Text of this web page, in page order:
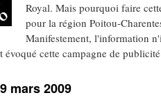
Royal. Mais pourquoi faire
pour la région Poitou-
Manifestement, l'information
cette campagne de
mars 2009